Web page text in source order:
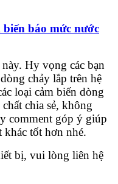
biến báo mức nước
Hy vọng các bạn
chảy lắp trên hệ
loại cảm biến dòng
chia sẻ, không
comment góp ý giúp
khác tốt hơn nhé.
bị, vui lòng liên hệ